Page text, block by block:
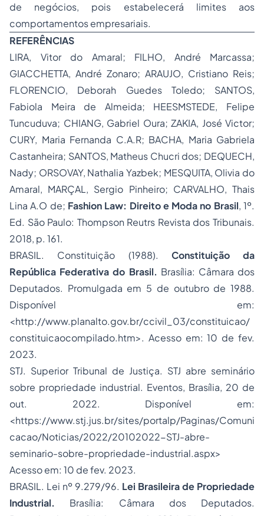
de negócios, pois estabelecerá limites aos
comportamentos empresariais.
REFERÊNCIAS
LIRA, Vitor do Amaral; FILHO, André Marcassa;
GIACCHETTA, André Zonaro; ARAUJO, Cristiano Reis;
FLORENCIO, Deborah Guedes Toledo; SANTOS,
Fabiola Meira de Almeida; HEESMSTEDE, Felipe
Tuncuduva; CHIANG, Gabriel Oura; ZAKIA, José Victor;
CURY, Maria Fernanda C.A.R; BACHA, Maria Gabriela
Castanheira; SANTOS, Matheus Chucri dos; DEQUECH,
Nady; ORSOVAY, Nathalia Yazbek; MESQUITA, Olivia do
Amaral, MARÇAL, Sergio Pinheiro; CARVALHO, Thais
Lina A.O de; Fashion Law: Direito e Moda no Brasil, 1º.
Ed. São Paulo: Thompson Reutrs Revista dos Tribunais.
2018, p. 161.
BRASIL. Constituição (1988). Constituição da
República Federativa do Brasil. Brasília: Câmara dos
Deputados. Promulgada em 5 de outubro de 1988.
Disponível em:
<http://www.planalto.gov.br/ccivil_03/constituicao/
constituicaocompilado.htm>. Acesso em: 10 de fev.
2023.
STJ. Superior Tribunal de Justiça. STJ abre seminário
sobre propriedade industrial. Eventos, Brasília, 20 de
out. 2022. Disponível em:
<https://www.stj.jus.br/sites/portalp/Paginas/Comuni
cacao/Noticias/2022/20102022-STJ-abre-
seminario-sobre-propriedade-industrial.aspx>
Acesso em: 10 de fev. 2023.
BRASIL. Lei nº 9.279/96. Lei Brasileira de Propriedade
Industrial. Brasília: Câmara dos Deputados.